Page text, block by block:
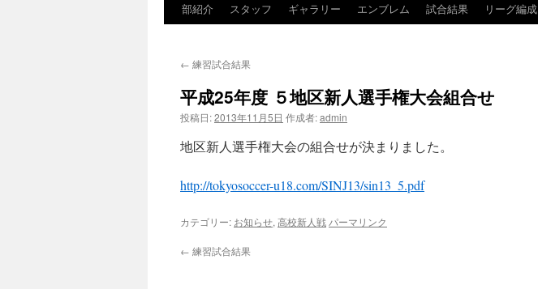
部紹介 スタッフ ギャラリー エンブレム 試合結果 リーグ編成
← 練習試合結果
平成25年度 ５地区新人選手権大会組合せ
投稿日:2013年11月5日 作成者:admin
地区新人選手権大会の組合せが決まりました。
http://tokyosoccer-u18.com/SINJ13/sin13_5.pdf
カテゴリー: お知らせ, 高校新人戦 パーマリンク
← 練習試合結果